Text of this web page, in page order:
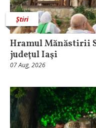
Știri
Hramul Mănăstirii
judeţul Iaşi
07 Aug, 2026